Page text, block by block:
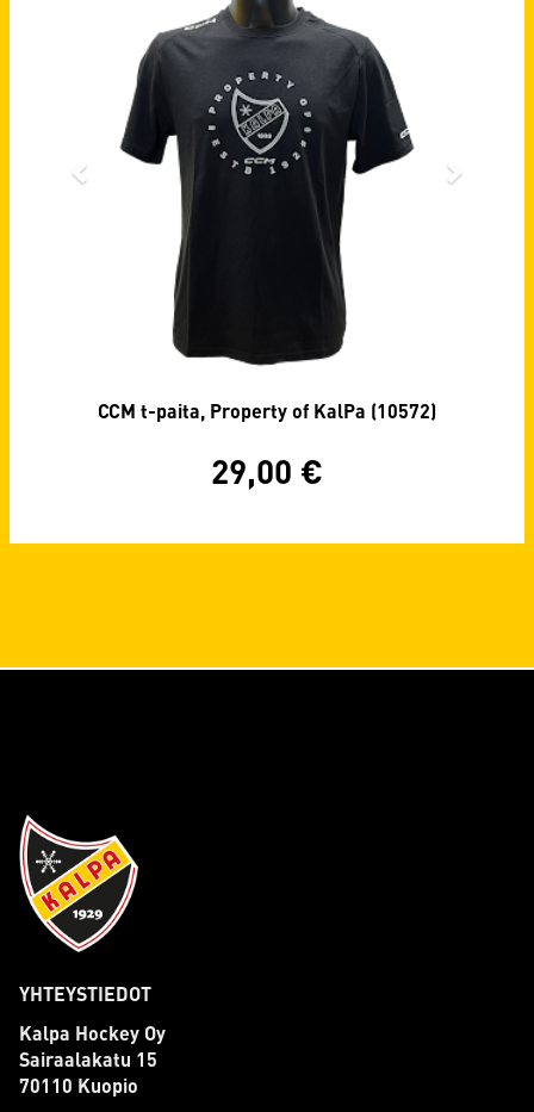
Property of KalPa (10572) CCM t-paita,
YHTEYSTIEDOT
Kalpa Hockey Oy
Sairaalakatu 15
70110 Kuopio